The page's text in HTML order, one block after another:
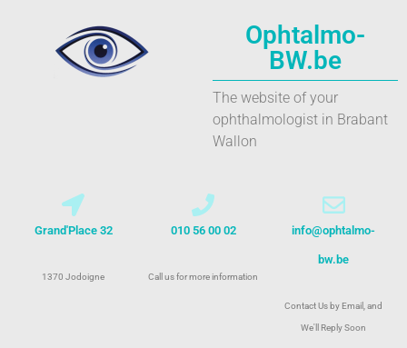
Ophtalmo-
BW.be
The website of your
ophthalmologist in Brabant
Wallon
Grand'Place 32
1370 Jodoigne
010 56 00 02
Call us for more information
info@ophtalmo-
bw.be
Contact Us by Email, and
We'll Reply Soon